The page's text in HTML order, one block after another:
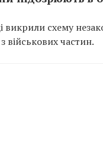
схему
військових частин.